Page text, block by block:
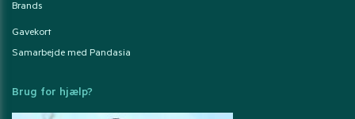
Brands
Gavekort
Samarbejde med Pandasia
Brug for hjælp?